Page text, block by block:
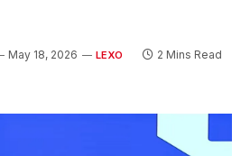
May 18, 2026 LEXO 2 Mins Read